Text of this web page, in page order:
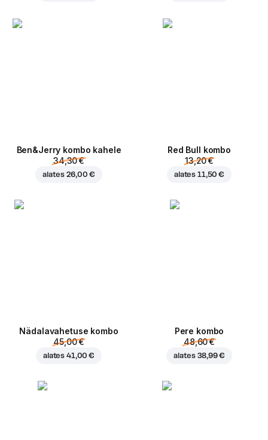
Ben&Jerry kombo kahele
34,30 €
alates 26,00 €
Red Bull kombo
13,20 €
alates 11,50 €
Nädalavahetuse kombo
45,00 €
alates 41,00 €
Pere kombo
48,60 €
alates 38,99 €